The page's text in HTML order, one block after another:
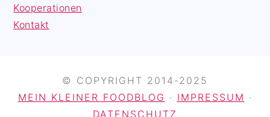
Kooperationen
Kontakt
© COPYRIGHT 2014-2025
MEIN KLEINER FOODBLOG · IMPRESSUM ·
DATENSCHUTZ